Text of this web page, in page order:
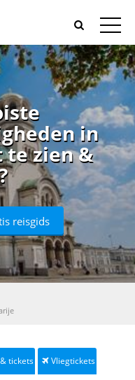
in
te zien &
reisgids
tickets Vliegtickets